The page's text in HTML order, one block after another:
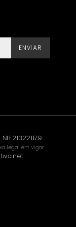
ENVIAR
legal em vigor.